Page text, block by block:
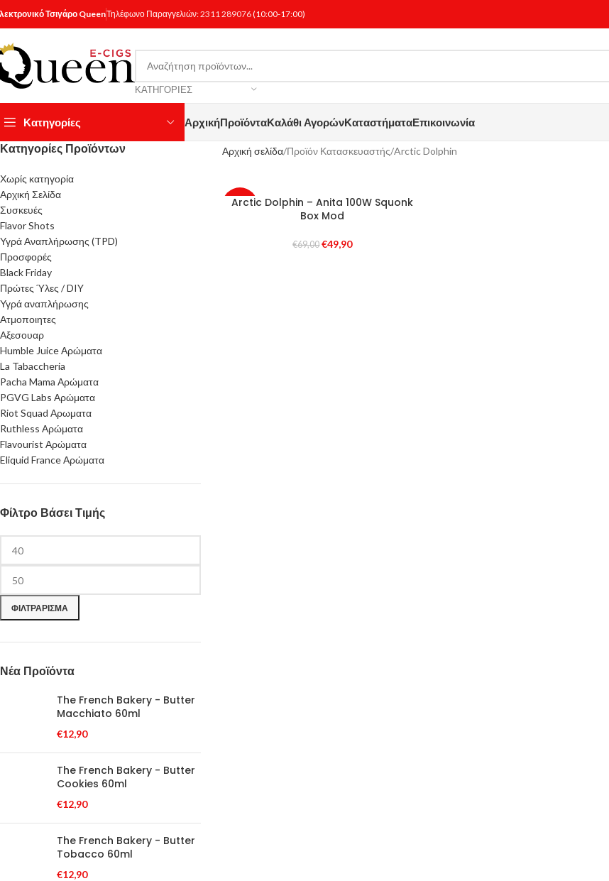
Τσιγάρο QueenΤηλέφωνο Παραγγελιών:2311 289076(10:00-17:00)
ΚΑΤΗΓΟΡΊΕΣ
Κατηγορίες ΑρχικήΠροϊόνταΚαλάθι ΑγορώνΚαταστήματαΕπικοινωνία
Κατηγορίες Προϊόντων
Χωρίς κατηγορία
Αρχική Σελίδα
Συσκευές
Flavor Shots
Υγρά Αναπλήρωσης (TPD)
Προσφορές
Black Friday
Πρώτες Ύλες / DIY
Υγρά αναπλήρωσης
Ατμοποιητες
Αξεσουαρ
Humble Juice Αρώματα
La Tabaccheria
Pacha Mama Αρώματα
PGVG Labs Αρώματα
Riot Squad Αρωματα
Ruthless Αρώματα
Flavourist Αρώματα
Eliquid France Αρώματα
Φίλτρο Βάσει Τιμής
ΦΙΛΤΡΆΡΙΣΜΑ
Νέα Προϊόντα
The French Bakery - Butter
Macchiato 60ml
€12,90
The French Bakery - Butter
Cookies 60ml
€12,90
The French Bakery - Butter
Tobacco 60ml
€12,90
Αρχική σελίδα Προϊόν Κατασκευαστής Arctic Dolphin
-28%
Arctic Dolphin – Anita 100W Squonk
Box Mod
€69,00 €49,90